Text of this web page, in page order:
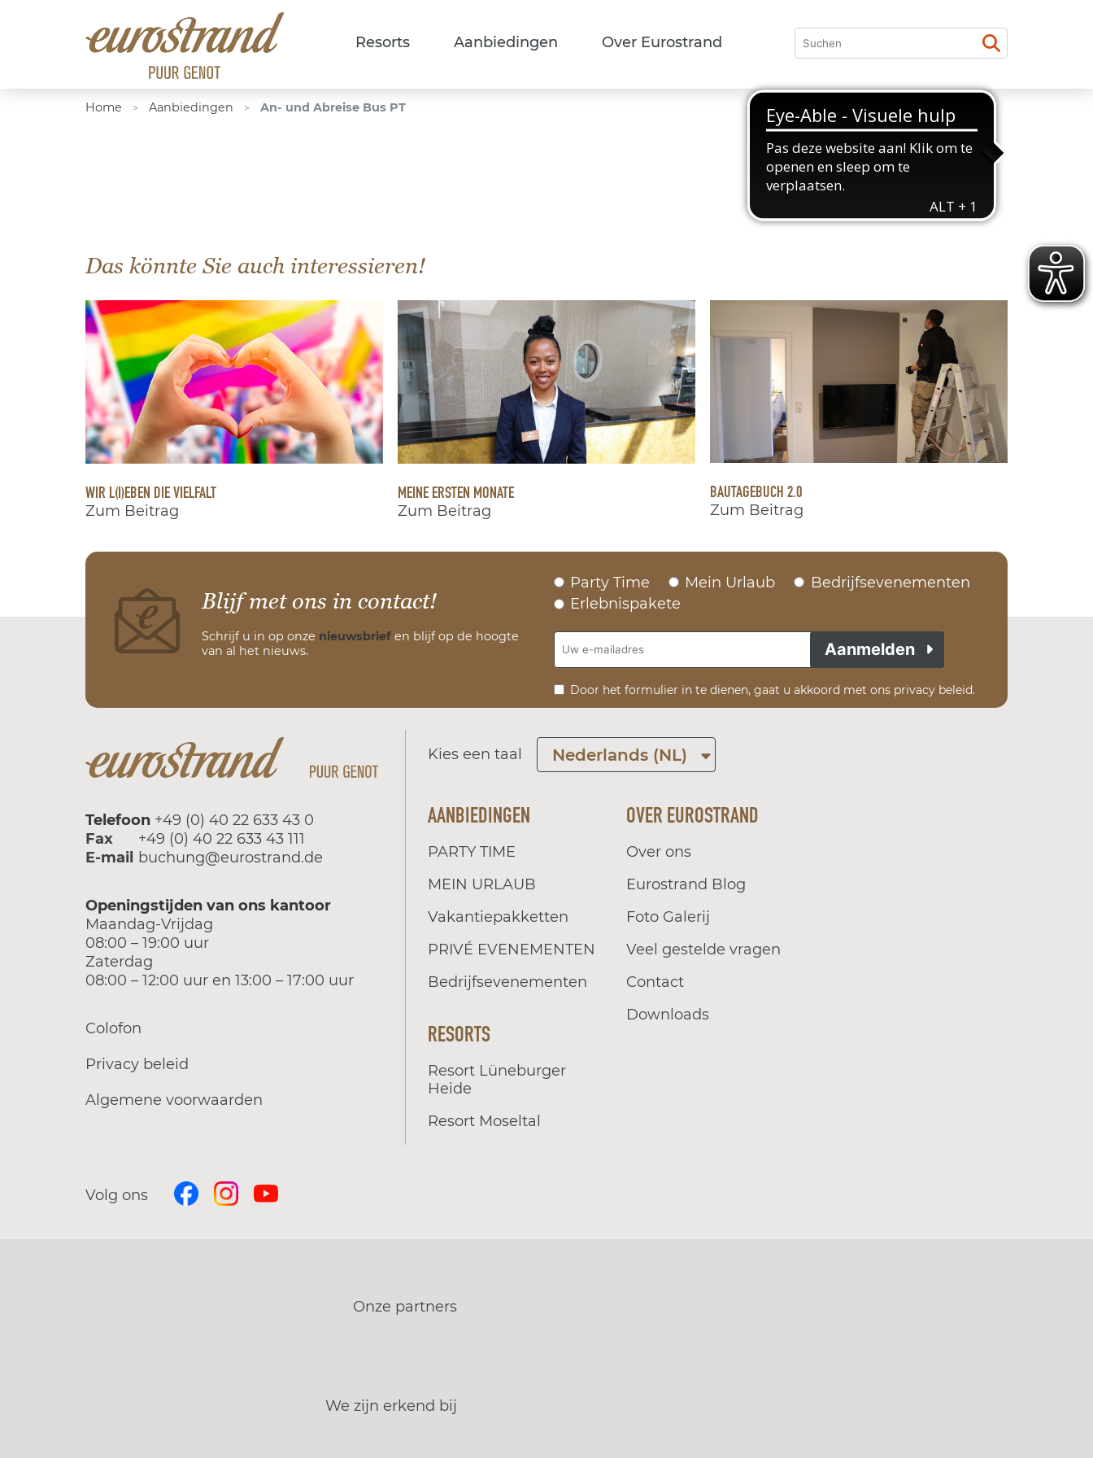
Resorts Aanbiedingen Over Eurostrand
Home > Aanbiedingen > An- und Abreise Bus PT
Das könnte Sie auch interessieren!
WIR L(I)EBEN DIE VIELFALT
Zum Beitrag
MEINE ERSTEN MONATE
Zum Beitrag
BAUTAGEBUCH 2.0
Zum Beitrag
Blijf met ons in contact!
Schrijf u in op onze nieuwsbrief en blijf op de hoogte
van al het nieuws.
Party Time Mein Urlaub
Bedrijfsevenementen
Erlebnispakete
Door het formulier in te dienen, gaat u akkoord met ons privacy beleid.
Aanmelden
Telefoon +49 (0) 40 22 633 43 0
Fax
+49 (0) 40 22 633 43 111
E-mail
buchung@eurostrand.de
Openingstijden van ons kantoor
Maandag-Vrijdag
08:00 – 19:00 uur
Zaterdag
08:00 – 12:00 uur en 13:00 – 17:00 uur
Colofon
Privacy beleid
Algemene voorwaarden
Kies een taal Nederlands (NL)
AANBIEDINGEN
PARTY TIME
MEIN URLAUB
Vakantiepakketten
PRIVÉ EVENEMENTEN
Bedrijfsevenementen
RESORTS
Resort Lüneburger
Heide
Resort Moseltal
OVER EUROSTRAND
Over ons
Eurostrand Blog
Foto Galerij
Veel gestelde vragen
Contact
Downloads
Volg ons
Onze partners
We zijn erkend bij